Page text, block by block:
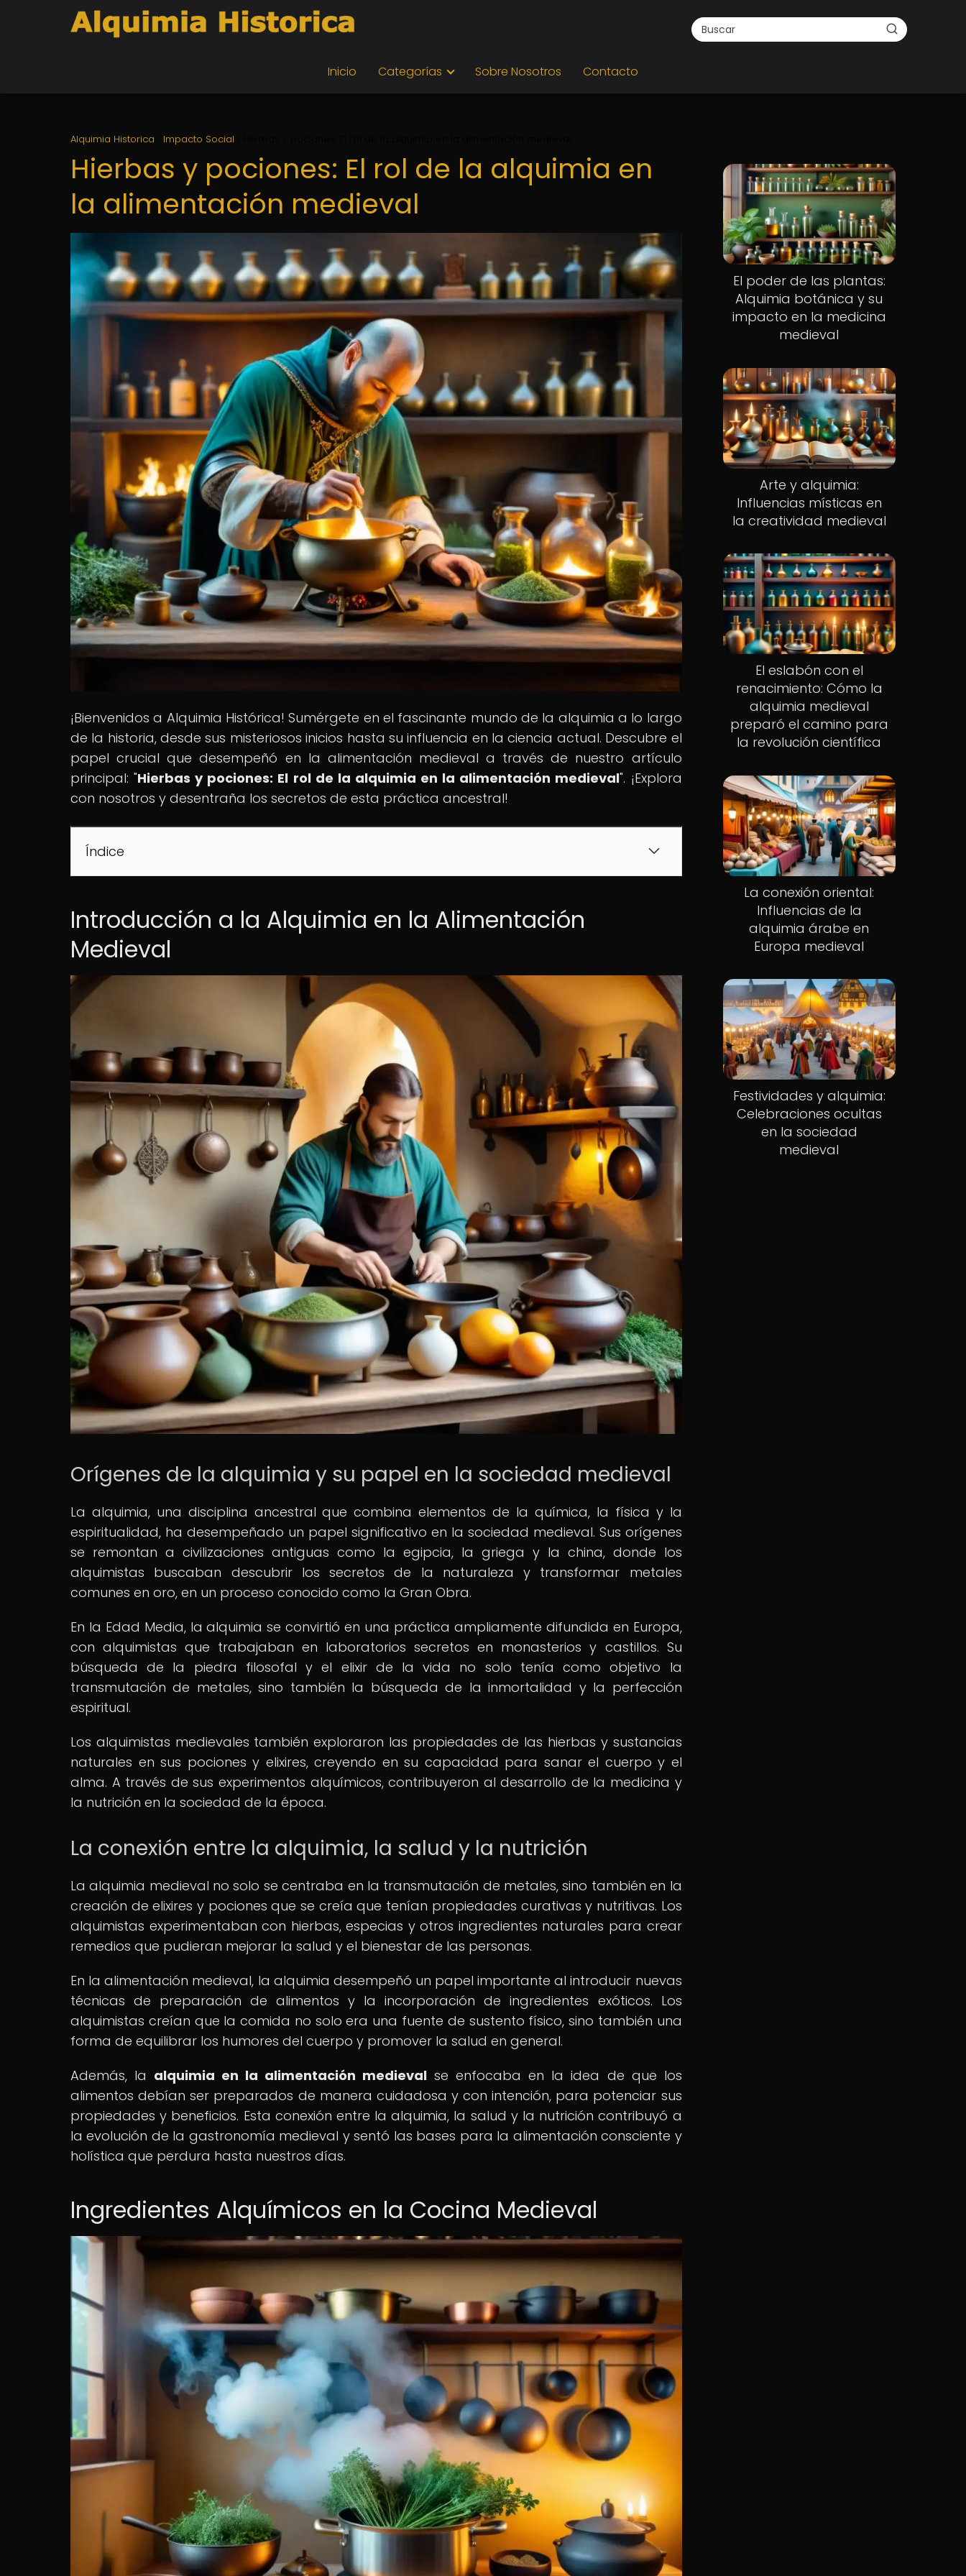
Inicio Categorías Sobre Nosotros Contacto
Alquimia Historica Impacto Social
Hierbas y pociones: El rol de la alquimia en
la alimentación medieval
¡Bienvenidos a Alquimia Histórica! Sumérgete en el fascinante mundo de la alquimia a lo largo
de la historia, desde sus misteriosos inicios hasta su influencia en la ciencia actual. Descubre el
papel crucial que desempeñó en la alimentación medieval a través de nuestro artículo
principal: "Hierbas y pociones: El rol de la alquimia en la alimentación medieval". ¡Explora
con nosotros y desentraña los secretos de esta práctica ancestral!
Índice
Introducción a la Alquimia en la Alimentación
Medieval
Orígenes de la alquimia y su papel en la sociedad medieval
La alquimia, una disciplina ancestral que combina elementos de la química, la física y la
espiritualidad, ha desempeñado un papel significativo en la sociedad medieval. Sus orígenes
se remontan a civilizaciones antiguas como la egipcia, la griega y la china, donde los
alquimistas buscaban descubrir los secretos de la naturaleza y transformar metales
comunes en oro, en un proceso conocido como la Gran Obra.
En la Edad Media, la alquimia se convirtió en una práctica ampliamente difundida en Europa,
con alquimistas que trabajaban en laboratorios secretos en monasterios y castillos. Su
búsqueda de la piedra filosofal y el elixir de la vida no solo tenía como objetivo la
transmutación de metales, sino también la búsqueda de la inmortalidad y la perfección
espiritual.
Los alquimistas medievales también exploraron las propiedades de las hierbas y sustancias
naturales en sus pociones y elixires, creyendo en su capacidad para sanar el cuerpo y el
alma. A través de sus experimentos alquímicos, contribuyeron al desarrollo de la medicina y
la nutrición en la sociedad de la época.
La conexión entre la alquimia, la salud y la nutrición
La alquimia medieval no solo se centraba en la transmutación de metales, sino también en la
creación de elixires y pociones que se creía que tenían propiedades curativas y nutritivas. Los
alquimistas experimentaban con hierbas, especias y otros ingredientes naturales para crear
remedios que pudieran mejorar la salud y el bienestar de las personas.
En la alimentación medieval, la alquimia desempeñó un papel importante al introducir nuevas
técnicas de preparación de alimentos y la incorporación de ingredientes exóticos. Los
alquimistas creían que la comida no solo era una fuente de sustento físico, sino también una
forma de equilibrar los humores del cuerpo y promover la salud en general.
Además, la alquimia en la alimentación medieval se enfocaba en la idea de que los
alimentos debían ser preparados de manera cuidadosa y con intención, para potenciar sus
propiedades y beneficios. Esta conexión entre la alquimia, la salud y la nutrición contribuyó a
la evolución de la gastronomía medieval y sentó las bases para la alimentación consciente y
holística que perdura hasta nuestros días.
Ingredientes Alquímicos en la Cocina Medieval
El poder de las plantas:
Alquimia botánica y su
impacto en la medicina
medieval
Arte y alquimia:
Influencias místicas en
la creatividad medieval
El eslabón con el
renacimiento: Cómo la
alquimia medieval
preparó el camino para
la revolución científica
La conexión oriental:
Influencias de la
alquimia árabe en
Europa medieval
Festividades y alquimia:
Celebraciones ocultas
en la sociedad
medieval